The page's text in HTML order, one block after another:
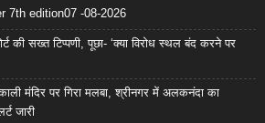
7th edition07 -08-2026
की सख्त टिप्पणी, पूछा- ‘क्या विरोध स्थल बंद करने पर
काली मंदिर पर गिरा मलबा, श्रीनगर में अलकनंदा का
जारी